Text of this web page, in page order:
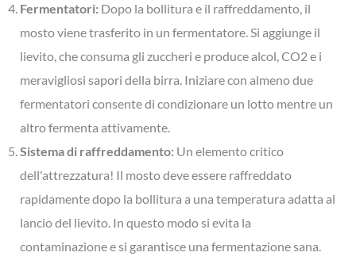
Fermentatori: Dopo la bollitura e il raffreddamento, il
mosto viene trasferito in un fermentatore. Si aggiunge il
lievito, che consuma gli zuccheri e produce alcol, CO2 e i
meravigliosi sapori della birra. Iniziare con almeno due
fermentatori consente di condizionare un lotto mentre un
altro fermenta attivamente.
Sistema di raffreddamento: Un elemento critico
dell'attrezzatura! Il mosto deve essere raffreddato
rapidamente dopo la bollitura a una temperatura adatta al
lancio del lievito. In questo modo si evita la
contaminazione e si garantisce una fermentazione sana.